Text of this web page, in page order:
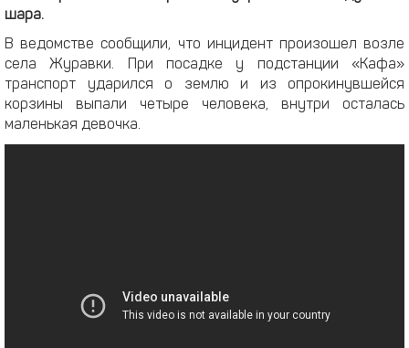
шара.
В ведомстве сообщили, что инцидент произошел возле
села Журавки. При посадке у подстанции «Кафа»
транспорт ударился о землю и из опрокинувшейся
корзины выпали четыре человека, внутри осталась
маленькая девочка.